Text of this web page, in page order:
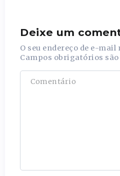
Deixe um
O seu endereço de e-
Campos obrigatórios